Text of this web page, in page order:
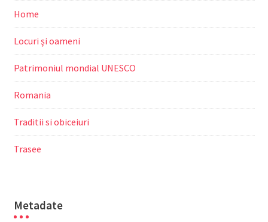
Home
Locuri şi oameni
Patrimoniul mondial UNESCO
Romania
Traditii si obiceiuri
Trasee
Metadate